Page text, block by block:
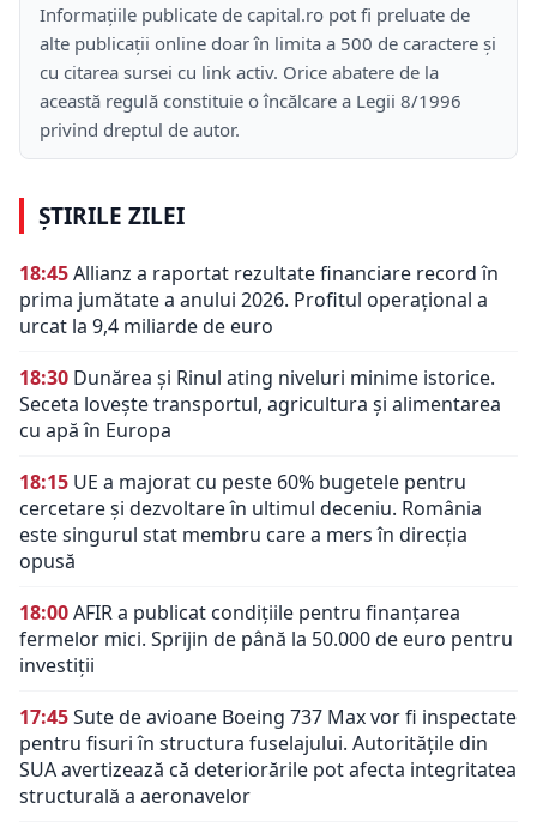
Informațiile publicate de capital.ro pot fi preluate de
alte publicații online doar în limita a 500 de caractere și
cu citarea sursei cu link activ. Orice abatere de la
această regulă constituie o încălcare a Legii 8/1996
privind dreptul de autor.
ȘTIRILE ZILEI
18:45Allianz a raportat rezultate financiare record în
prima jumătate a anului 2026. Profitul operațional a
urcat la 9,4 miliarde de euro
18:30 Dunărea și Rinul ating niveluri minime istorice.
Seceta lovește transportul, agricultura și alimentarea
cu apă în Europa
18:15 UE a majorat cu peste 60% bugetele pentru
cercetare și dezvoltare în ultimul deceniu. România
este singurul stat membru care a mers în direcția
opusă
18:00AFIR a publicat condițiile pentru finanțarea
fermelor mici. Sprijin de până la 50.000 de euro pentru
investiții
17:45Sute de avioane Boeing 737 Max vor fi inspectate
pentru fisuri în structura fuselajului. Autoritățile din
SUA avertizează că deteriorările pot afecta integritatea
structurală a aeronavelor